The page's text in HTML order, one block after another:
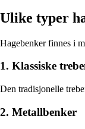
Ulike typer
Hagebenker finnes i
1. Klassiske
Den tradisjonelle
2. Metallbenker